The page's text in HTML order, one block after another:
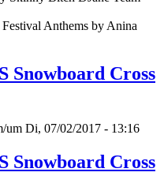
Anthems by Anina
Snowboard Cross
um Di, 07/02/2017 - 13:16
Snowboard Cross